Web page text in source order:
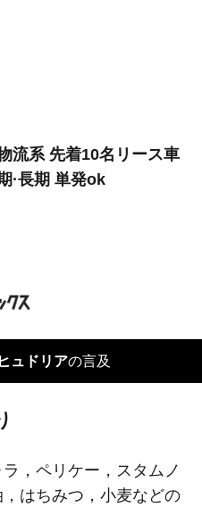
流系 先着10名リース車
·長期 単発ok
ヒュドリアの言及
，ペリケー，スタムノ
はちみつ，小麦などの